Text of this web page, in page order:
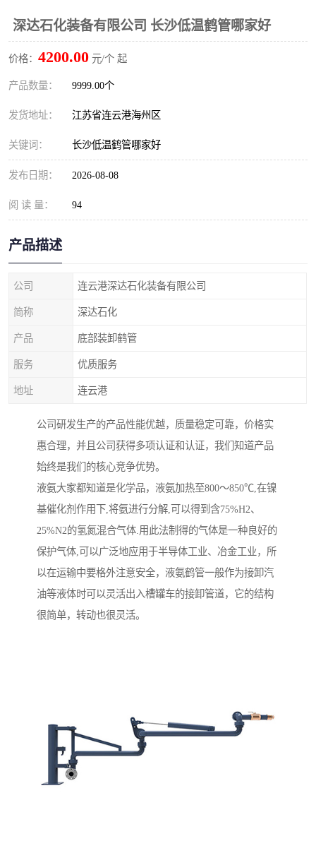
深达石化装备有限公司 长沙低温鹤管哪家好
价格： 4200.00 元/个 起
产品数量： 9999.00个
发货地址： 江苏省连云港海州区
关键词： 长沙低温鹤管哪家好
发布日期： 2026-08-08
阅 读 量： 94
产品描述
公司 连云港深达石化装备有限公司
简称 深达石化
产品 底部装卸鹤管
服务 优质服务
地址 连云港
公司研发生产的产品性能优越，质量稳定可靠，价格实
惠合理，并且公司获得多项认证和认证，我们知道产品
始终是我们的核心竞争优势。
液氨大家都知道是化学品，液氨加热至800～850℃,在镍
基催化剂作用下,将氨进行分解,可以得到含75%H2、
25%N2的氢氮混合气体.用此法制得的气体是一种良好的
保护气体,可以广泛地应用于半导体工业、冶金工业，所
以在运输中要格外注意安全，液氨鹤管一般作为接卸汽
油等液体时可以灵活出入槽罐车的接卸管道，它的结构
很简单，转动也很灵活。